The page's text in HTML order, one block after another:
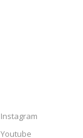
Instagram
Youtube